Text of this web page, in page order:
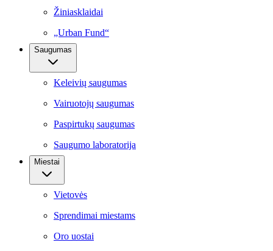
Žiniasklaidai
„Urban Fund“
Saugumas
Keleivių saugumas
Vairuotojų saugumas
Paspirtukų saugumas
Saugumo laboratorija
Miestai
Vietovės
Sprendimai miestams
Oro uostai